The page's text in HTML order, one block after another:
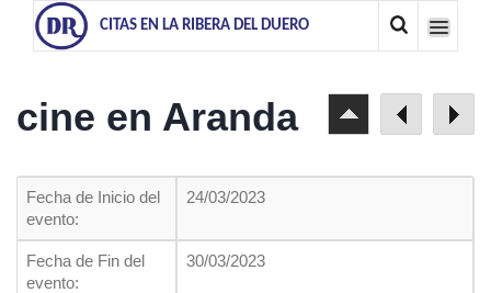
CITAS EN LA RIBERA DEL DUERO
cine en Aranda
Fecha de Inicio del
evento:
24/03/2023
Fecha de Fin del
evento:
30/03/2023